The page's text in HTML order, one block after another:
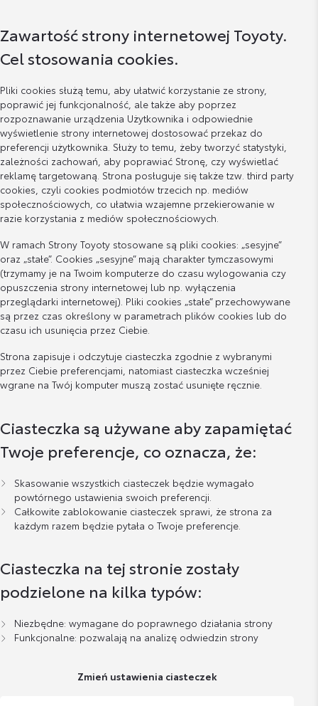
Zawartość strony internetowej Toyoty.
Cel stosowania cookies.
Pliki cookies służą temu, aby ułatwić korzystanie ze strony,
poprawić jej funkcjonalność, ale także aby poprzez
rozpoznawanie urządzenia Użytkownika i odpowiednie
wyświetlenie strony internetowej dostosować przekaz do
preferencji użytkownika. Służy to temu, żeby tworzyć statystyki,
zależności zachowań, aby poprawiać Stronę, czy wyświetlać
reklamę targetowaną. Strona posługuje się także tzw. third party
cookies, czyli cookies podmiotów trzecich np. mediów
społecznościowych, co ułatwia wzajemne przekierowanie w
razie korzystania z mediów społecznościowych.
W ramach Strony Toyoty stosowane są pliki cookies: „sesyjne”
oraz „stałe”. Cookies „sesyjne” mają charakter tymczasowymi
(trzymamy je na Twoim komputerze do czasu wylogowania czy
opuszczenia strony internetowej lub np. wyłączenia
przeglądarki internetowej). Pliki cookies „stałe” przechowywane
są przez czas określony w parametrach plików cookies lub do
czasu ich usunięcia przez Ciebie.
Strona zapisuje i odczytuje ciasteczka zgodnie z wybranymi
przez Ciebie preferencjami, natomiast ciasteczka wcześniej
wgrane na Twój komputer muszą zostać usunięte ręcznie.
Ciasteczka są używane aby zapamiętać
Twoje preferencje, co oznacza, że:
Skasowanie wszystkich ciasteczek będzie wymagało
powtórnego ustawienia swoich preferencji.
Całkowite zablokowanie ciasteczek sprawi, że strona za
każdym razem będzie pytała o Twoje preferencje.
Ciasteczka na tej stronie zostały
podzielone na kilka typów:
Niezbędne: wymagane do poprawnego działania strony
Funkcjonalne: pozwalają na analizę odwiedzin strony
Zmień ustawienia ciasteczek